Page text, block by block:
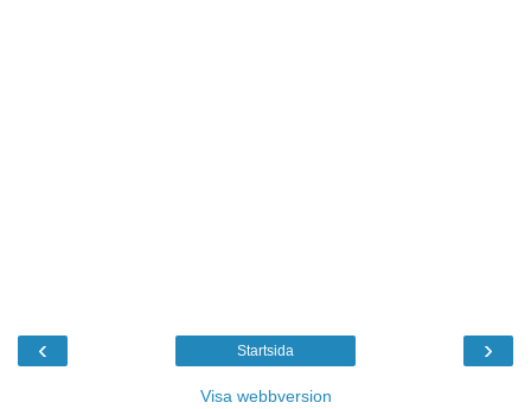
‹ ›
Startsida
Visa webbversion